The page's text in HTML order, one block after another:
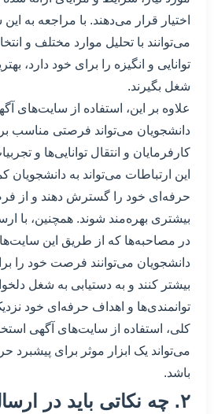
اختیار قرار می‌دهند. با مراجعه به
می‌توانند با تحلیل موارد مختلف و
توانایی و انگیزه را برای خود دارد،
شغل بگیرند.
علاوه بر این، استفاده از سایت‌های
دانشجویان می‌تواند فرصتی مناسب
کارفرمایان و انتقال توانایی‌ها و
این ارتباطات می‌تواند به دانشجویان
حرفه‌ای خود را گسترش دهند و از
بیشتری بهره‌مند شوند. همچنین، با
در مصاحبه‌ها که از طریق این
دانشجویان می‌توانند فرصت خود را
بیشتر کنند و به دستیابی به شغل
توانمندی‌ها و اهداف حرفه‌ای خود
کلی، استفاده از سایت‌های آگهی
می‌تواند یک ابزار موثر برای پیشبرد
باشد.
۲. چه نکاتی باید در